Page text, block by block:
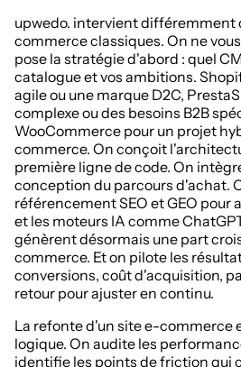
upwedo. intervient différemment
commerce classiques. On ne
pose la stratégie d'abord : quel
catalogue et vos ambitions.
agile ou une marque D2C,
complexe ou des besoins B2B
WooCommerce pour un projet
commerce. On conçoit
première ligne de code. On
conception du parcours d'achat.
référencement SEO et GEO pour
et les moteurs IA comme
génèrent désormais une part
commerce. Et on pilote les
conversions, coût d'acquisition,
retour pour ajuster en continu.
La refonte d'un site e-commerce
logique. On audite les
identifie les points de friction qui